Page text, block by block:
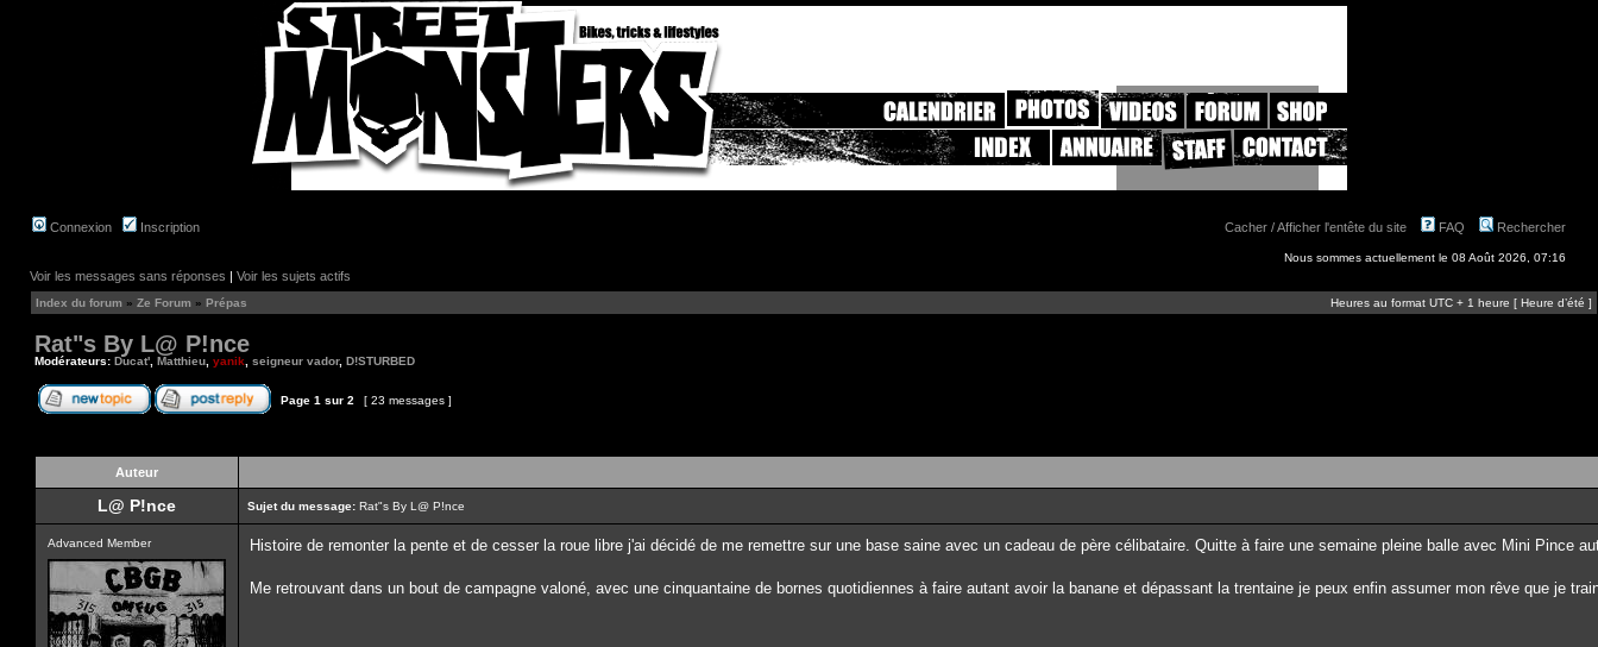
Connexion Inscription Cacher / Afficher l'entête du site FAQ Rechercher
Nous sommes actuellement le 08 Août 2026, 07:16
Voir les messages sans réponses | Voir les sujets actifs
Index du forum » Ze Forum » Prépas Heures au format UTC + 1 heure [ Heure d’été ]
Rat"s By L@ P!nce
Modérateurs: Ducat' Matthieu yanik seigneur vador, D!STURBED
Page 1 sur 2 [ 23 messages ]
Auteur
L@ P!nce Sujet du message: Rat"s By L@ P!nce
Advanced Member Histoire de remonter la pente et de cesser la roue libre j'ai décidé de me remettre sur une base saine avec un cadeau de père célibataire. Quitte à faire une semaine pleine balle avec Mini Pince
Me retrouvant dans un bout de campagne valoné, avec une cinquantaine de bornes quotidiennes à faire autant avoir la banane et dépassant la trentaine je peux enfin assumer mon rêve que je